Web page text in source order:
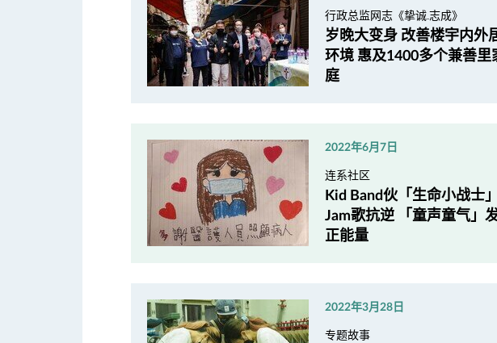
行政总监网志《挚诚.志成》
岁晚大变身 改善楼宇内外
环境 惠及1400多个兼善里
庭
2022年6月7日
连系社区
Kid Band伙「生命小战士」
Jam歌抗逆 「童声童气」
正能量
2022年3月28日
专题故事